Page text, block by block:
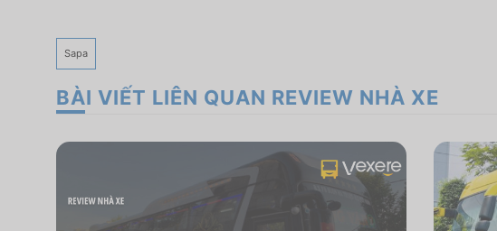
Sapa
BÀI VIẾT LIÊN QUAN REVIEW NHÀ XE